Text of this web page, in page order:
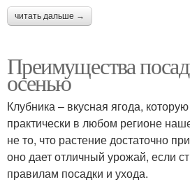
читать дальше →
Преимущества
осенью
Клубника – вкусная ягода,
практически в любом регионе
не то, что растение достаточно
оно дает отличный урожай, если
правилам посадки и ухода.